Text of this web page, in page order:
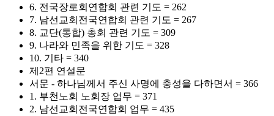
6. 전국장로회연합회 관련 기도 = 262
7. 남선교회전국연합회 관련 기도 = 267
8. 교단(통합) 총회 관련 기도 = 309
9. 나라와 민족을 위한 기도 = 328
10. 기타 = 340
제2편 연설문
서문 - 하나님께서 주신 사명에 충성을 다하면서 = 366
1. 부천노회 노회장 업무 = 371
2. 남선교회전국연합회 업무 = 435